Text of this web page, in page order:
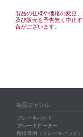
製品の仕様や価格の変更
及び販売を予告無く中止
合がございます。
製品ジャンル
ブレーキパッド
ブレーキローター
輸出専用（ブレーキパッド）